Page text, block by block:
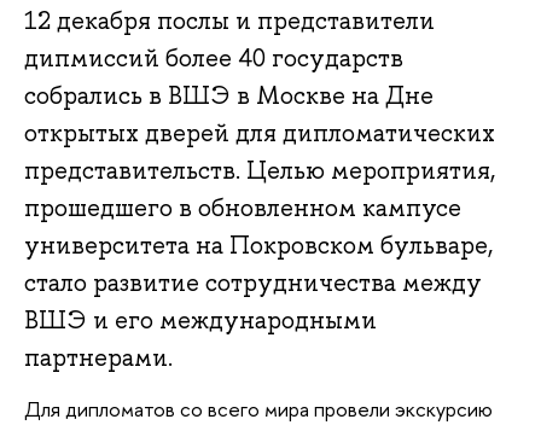
12 декабря послы и представители
дипмиссий более 40 государств
собрались в ВШЭ в Москве на Дне
открытых дверей для дипломатических
представительств. Целью мероприятия,
прошедшего в обновленном кампусе
университета на Покровском бульваре,
стало развитие сотрудничества между
ВШЭ и его международными
партнерами.
Для дипломатов со всего мира провели экскурсию